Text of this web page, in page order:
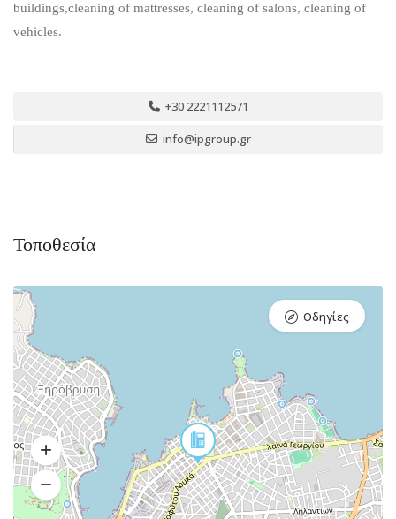
buildings,cleaning of mattresses, cleaning of salons, cleaning of
vehicles.
+30 2221112571
info@ipgroup.gr
Τοποθεσία
Οδηγίες